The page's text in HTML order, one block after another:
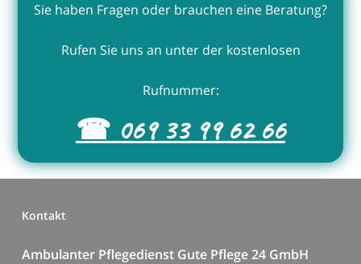
Sie haben Fragen oder brauchen eine Beratung?
Rufen Sie uns an unter der kostenlosen
Rufnummer:
☎ 069 33 99 62 66
Kontakt
Ambulanter Pflegedienst Gute Pflege 24 GmbH